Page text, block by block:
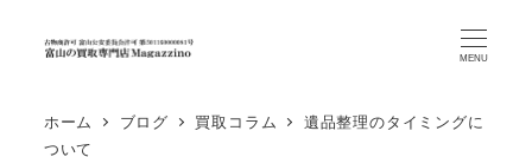
MENU
ホーム ブログ 買取コラム
遺品整理のタイミングに
ついて